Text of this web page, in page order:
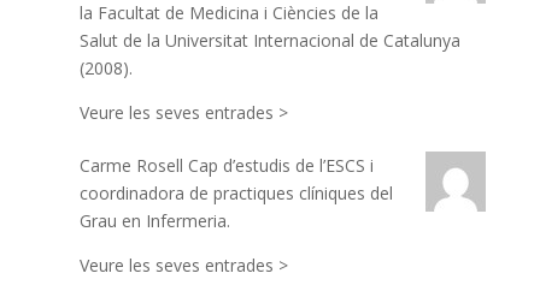
la Facultat de Medicina i Ciències de la
Salut de la Universitat Internacional de Catalunya
(2008).
Veure les seves entrades >
Carme Rosell Cap d’estudis de l’ESCS i
coordinadora de practiques clíniques del
Grau en Infermeria.
Veure les seves entrades >